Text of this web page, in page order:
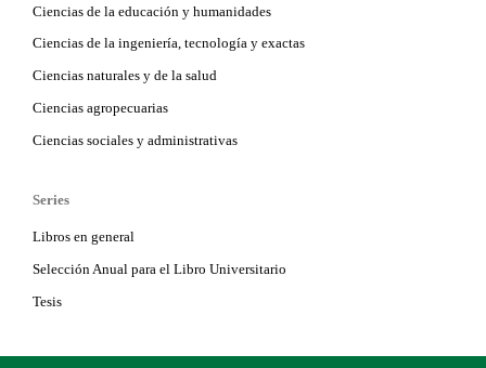
Ciencias de la educación y humanidades
Ciencias de la ingeniería, tecnología y exactas
Ciencias naturales y de la salud
Ciencias agropecuarias
Ciencias sociales y administrativas
Series
Libros en general
Selección Anual para el Libro Universitario
Tesis